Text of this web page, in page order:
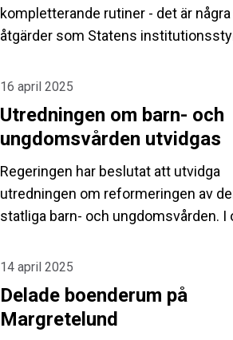
kompletterande rutiner - det är några
åtgärder som Statens
och trygg arbetsmiljö för
16 april 2025
Utredningen om barn- och
ungdomsvården utvidgas
Regeringen har beslutat att utvidga
utredningen om reformeringen av
statliga barn- och ungdomsvården. I
redovisas senast den 2 mars 2026.
14 april 2025
Delade boenderum på
Margretelund